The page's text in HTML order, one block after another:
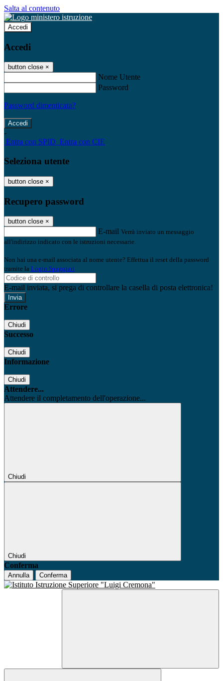
Salta al contenuto
Accedi
Accedi
button close ×
Nome Utente
Password
Password dimenticata?
-
Entra con SPID Entra con CIE
Seleziona utente
button close ×
Recupero password
button close ×
E-mail Verrà inviato un messaggio
all'indirizzo indicato con le istruzioni necessarie.
Non hai una e-mail associata al nome utente? Effettua il reset della password
tramite la Login Spaggiari
E-mail inviata, si prega di controllare la casella di posta elettronica!
Errore
Chiudi
Successo
Chiudi
Informazione
Chiudi
Attendere...
Attendere il completamento dell'operazione...
Chiudi
Chiudi
Conferma
Annulla Conferma